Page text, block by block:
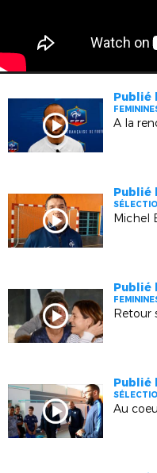
Publié
Publié
Publié
Publié
Au